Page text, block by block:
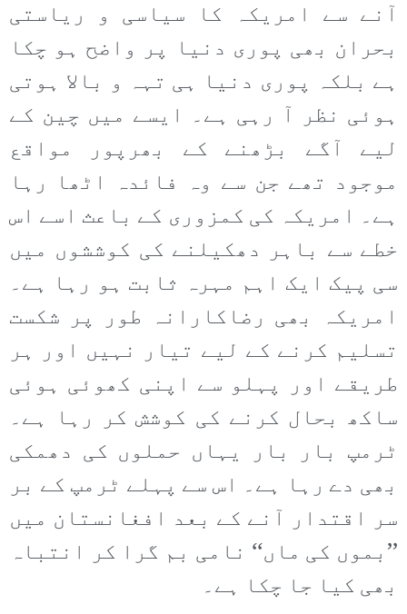
آنے سے امریکہ کا سیاسی و ریاستی
بحران بھی پوری دنیا پر واضح ہو چکا
ہے بلکہ پوری دنیا ہی تہہ و بالا ہوتی
ہوئی نظر آ رہی ہے۔ ایسے میں چین کے
لیے آگے بڑھنے کے بھرپور مواقع
موجود تھے جن سے وہ فائدہ اٹھا رہا
ہے۔ امریکہ کی کمزوری کے باعث اسے اس
خطے سے باہر دھکیلنے کی کوششوں میں
سی پیک ایک اہم مہرہ ثابت ہو رہا ہے۔
امریکہ بھی رضاکارانہ طور پر شکست
تسلیم کرنے کے لیے تیار نہیں اور ہر
طریقے اور پہلو سے اپنی کھوئی ہوئی
ساکھ بحال کرنے کی کوشش کر رہا ہے۔
ٹرمپ بار بار یہاں حملوں کی دھمکی
بھی دے رہا ہے۔ اس سے پہلے ٹرمپ کے بر
سر اقتدار آنے کے بعد افغانستان میں
’’بموں کی ماں‘‘ نامی بم گرا کر انتباہ
بھی کیا جا چکا ہے۔